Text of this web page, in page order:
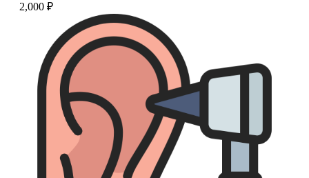
2,000 ₽